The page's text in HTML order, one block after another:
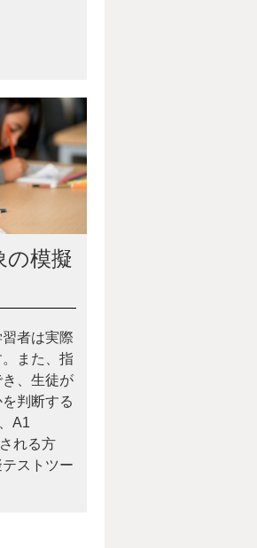
の模擬
者は実際
また、指
、生徒が
判断する
A1
れる方
ストツー